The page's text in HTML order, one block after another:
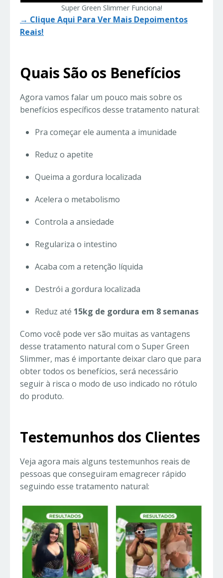
Super Green Slimmer Funciona!
→ Clique Aqui Para Ver Mais Depoimentos
Reais!
Quais São os Benefícios
Agora vamos falar um pouco mais sobre os
benefícios específicos desse tratamento natural:
Pra começar ele aumenta a imunidade
Reduz o apetite
Queima a gordura localizada
Acelera o metabolismo
Controla a ansiedade
Regulariza o intestino
Acaba com a retenção líquida
Destrói a gordura localizada
Reduz até 15kg de gordura em 8 semanas
Como você pode ver são muitas as vantagens
desse tratamento natural com o Super Green
Slimmer, mas é importante deixar claro que para
obter todos os benefícios, será necessário
seguir à risca o modo de uso indicado no rótulo
do produto.
Testemunhos dos Clientes
Veja agora mais alguns testemunhos reais de
pessoas que conseguiram emagrecer rápido
seguindo esse tratamento natural: